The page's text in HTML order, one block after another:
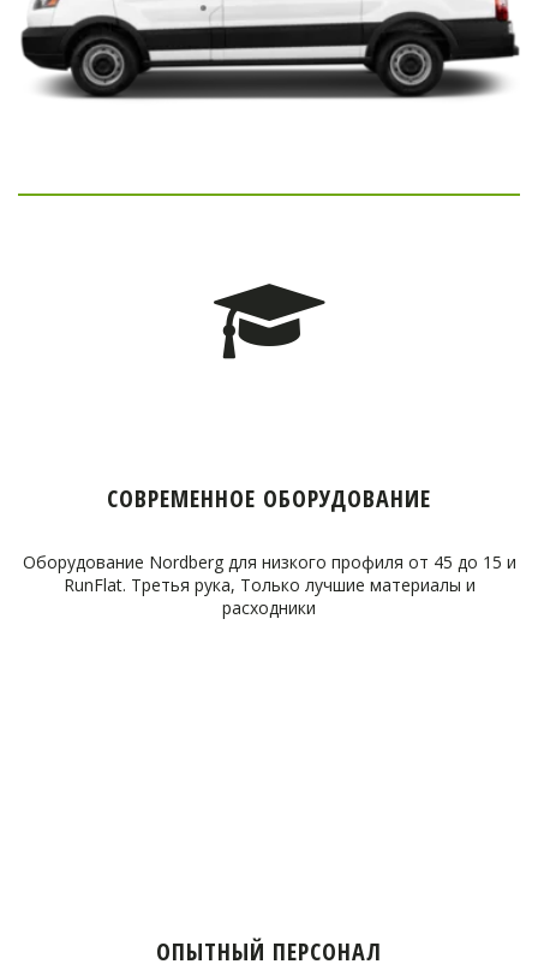
СОВРЕМЕННОЕ ОБОРУДОВАНИЕ
Оборудование Nordberg для низкого профиля от 45 до 15 и
RunFlat. Третья рука, Только лучшие материалы и
расходники
ОПЫТНЫЙ ПЕРСОНАЛ